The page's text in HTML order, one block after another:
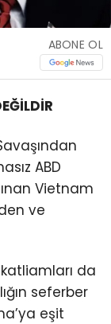
ABONE OL
ABD
Vietnam
ve
da
seferber
eşit